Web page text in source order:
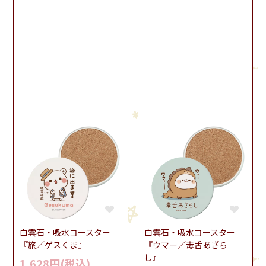
白雲石・吸水コースター
『旅／ゲスくま』
1,628円(税込)
白雲石・吸水コースター
『ウマー／毒舌あざら
し』